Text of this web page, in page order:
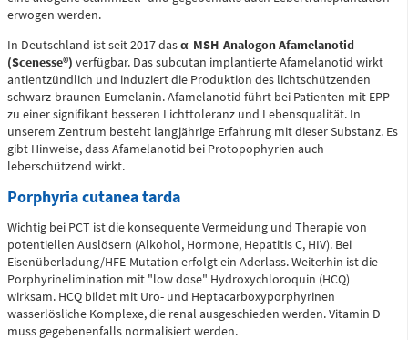
0371 - 333
24350
Gefäß- und
Thoraxhotline
Telefon
0172 - 377
2418
Neurochirurgischer
Bereitschaftsdienst
erwogen werden.
In Deutschland ist seit 2017 dasα­-MSH­-Analogon Afamelanotid
(Scenesse®) verfügbar. Das subcutan implantierte Afamelanotid wirkt
antientzündlich und induziert die Produktion des lichtschützenden
schwarz-braunen Eumelanin. Afamelanotid führt bei Patienten mit EPP
zu einer signifikant besseren Lichttoleranz und Lebensqualität. In
unserem Zentrum besteht langjährige Erfahrung mit dieser Substanz. Es
gibt Hinweise, dass Afamelanotid bei Protopophyrien auch
leberschützend wirkt.
Porphyria cutanea tarda
Wichtig bei PCT ist die konsequente Vermeidung und Therapie von
potentiellen Auslösern (Alkohol, Hormone, Hepatitis C, HIV). Bei
Eisenüberladung/HFE-Mutation erfolgt ein Aderlass. Weiterhin ist die
Porphyrinelimination mit "low dose" Hydroxychloroquin (HCQ)
wirksam. HCQ bildet mit Uro- und Heptacarboxyporphyrinen
wasserlösliche Komplexe, die renal ausgeschieden werden. Vitamin D
muss gegebenenfalls normalisiert werden.